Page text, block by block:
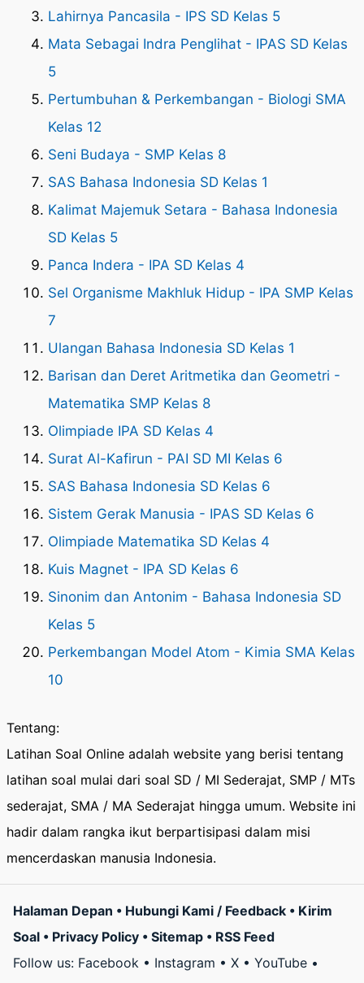
Lahirnya Pancasila - IPS SD Kelas 5
Mata Sebagai Indra Penglihat - IPAS SD Kelas
5
Pertumbuhan & Perkembangan - Biologi SMA
Kelas 12
Seni Budaya - SMP Kelas 8
SAS Bahasa Indonesia SD Kelas 1
Kalimat Majemuk Setara - Bahasa Indonesia
SD Kelas 5
Panca Indera - IPA SD Kelas 4
Sel Organisme Makhluk Hidup - IPA SMP Kelas
7
Ulangan Bahasa Indonesia SD Kelas 1
Barisan dan Deret Aritmetika dan Geometri -
Matematika SMP Kelas 8
Olimpiade IPA SD Kelas 4
Surat Al-Kafirun - PAI SD MI Kelas 6
SAS Bahasa Indonesia SD Kelas 6
Sistem Gerak Manusia - IPAS SD Kelas 6
Olimpiade Matematika SD Kelas 4
Kuis Magnet - IPA SD Kelas 6
Sinonim dan Antonim - Bahasa Indonesia SD
Kelas 5
Perkembangan Model Atom - Kimia SMA Kelas
10
Tentang:
Latihan Soal Online adalah website yang berisi tentang
latihan soal mulai dari soal SD / MI Sederajat, SMP / MTs
sederajat, SMA / MA Sederajat hingga umum. Website ini
hadir dalam rangka ikut berpartisipasi dalam misi
mencerdaskan manusia Indonesia.
Halaman Depan • Hubungi Kami / Feedback • Kirim
Soal • Privacy Policy • Sitemap • RSS Feed
Follow us: Facebook • Instagram • X • YouTube •